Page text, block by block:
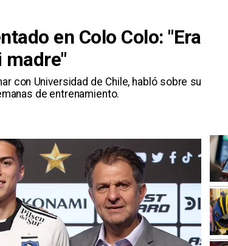
en Colo Colo: "Era
madre"
con Universidad de Chile, habló sobre su
de entrenamiento.